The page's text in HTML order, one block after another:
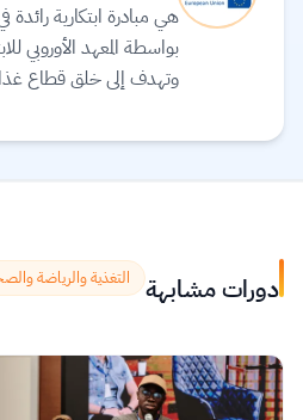
هي مبادرة ابتكارية رائدة
وتهدف إلى خلق قطاع
دورات مشابهة التغذية والرياضة